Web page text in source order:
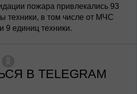
пожара привлекались 93
техники, в том числе от МЧС
9 единиц техники.
В TELEGRAM